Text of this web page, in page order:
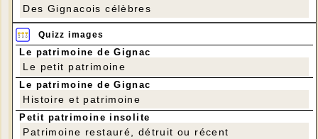
Des Gignacois célèbres
Quizz images
Le patrimoine de Gignac
Le petit patrimoine
Le patrimoine de Gignac
Histoire et patrimoine
Petit patrimoine insolite
Patrimoine restauré, détruit ou récent